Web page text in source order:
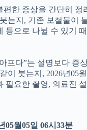
한 증상을 간단히
는지, 기존 보철물이
등으로 나뉠 수 있기
프다”는 설명보다 증
이 붓는지, 2026년05
필요한 촬영, 의료진
05월05일 06시33분